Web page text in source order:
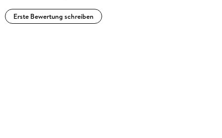
Erste Bewertung schreiben